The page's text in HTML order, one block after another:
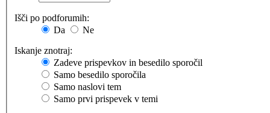
Išči po podforumih:
Da
Ne
Iskanje znotraj:
Zadeve prispevkov in besedilo sporočil
Samo besedilo sporočila
Samo naslovi tem
Samo prvi prispevek v temi